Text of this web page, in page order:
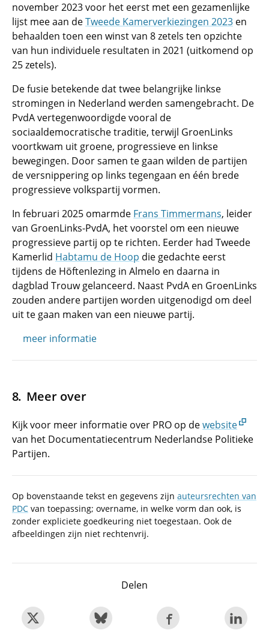
november 2023 voor het eerst met een gezamenlijke
lijst mee aan deTweede Kamerverkiezingen 2023 en
behaalden toen een winst van 8 zetels ten opzichte
van hun individuele resultaten in 2021 (uitkomend op
25 zetels).
De fusie betekende dat twee belangrijke linkse
stromingen in Nederland werden samengebracht. De
PvdA vertegenwoordigde vooral de
sociaaldemocratische traditie, terwijl GroenLinks
voortkwam uit groene, progressieve en linkse
bewegingen. Door samen te gaan wilden de partijen
de versnippering op links tegengaan en één brede
progressieve volkspartij vormen.
In februari 2025 omarmde Frans Timmermans, leider
van GroenLinks-PvdA, het voorstel om een nieuwe
progressieve partij op te richten. Eerder had Tweede
Kamerlid Habtamu de Hoop die gedachte eerst
tijdens de Höftenlezing in Almelo en daarna in
dagblad Trouw gelanceerd. Naast PvdA en GroenLinks
zouden andere partijen worden uitgenodigd om deel
uit te gaan maken van een nieuwe partij.
meer informatie
Meer over
Kijk voor meer informatie over PRO op dewebsite
van het Documentatiecentrum Nederlandse Politieke
Partijen.
Op bovenstaande tekst en gegevens zijn auteursrechten van
PDC van toepassing; overname, in welke vorm dan ook, is
zonder expliciete goedkeuring niet toegestaan. Ook de
afbeeldingen zijn niet rechtenvrij.
Delen